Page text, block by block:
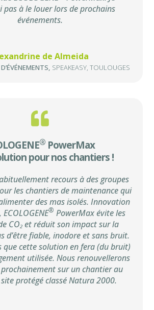
pas à le louer lors de prochains
événements.
de Almeida
SPEAKEASY, TOULOUGES
® PowerMax
pour nos chantiers !
recours à des groupes
les chantiers de maintenance qui
des mas isolés. Innovation
® PowerMax évite les
CO2 et réduit son impact sur la
d’être fiable, inodore et sans bruit.
que cette solution en fera (du bruit)
utilisée. Nous renouvellerons
prochainement sur un chantier au
protégé classé Natura 2000.